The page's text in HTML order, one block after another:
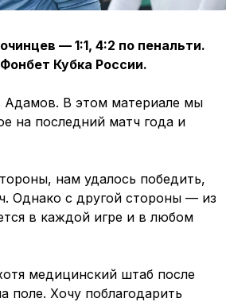
— 1:1, 4:2 по пенальти.
Кубка России.
Адамов. В этом материале мы
на последний матч года и
нам удалось победить,
Однако с другой стороны — из
в каждой игре и в любом
медицинский штаб после
поле. Хочу поблагодарить